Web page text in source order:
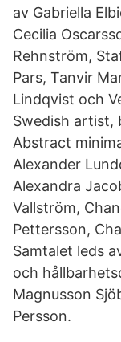
av Gabriella
Cecilia
Rehnström,
Pars, Tanvir
Lindqvist och
Swedish artist,
Abstract
Alexander
Alexandra
Vallström,
Pettersson,
Samtalet leds
och
Magnusson
Persson.